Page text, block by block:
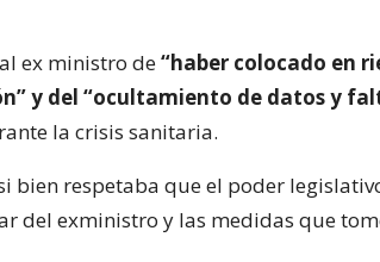
ex ministro de“haber colocado en
y del “ocultamiento de datos y
la crisis sanitaria.
bien respetaba que el poder
del exministro y las medidas que